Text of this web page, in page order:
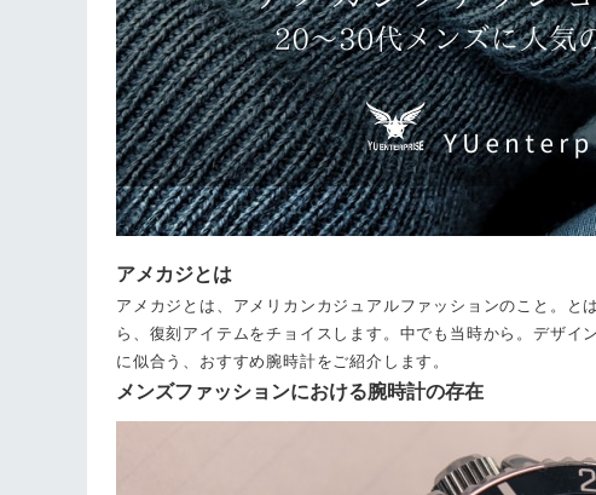
アメカジとは
アメカジとは、アメリカンカジュアルファッションのこと。
ら、復刻アイテムをチョイスします。中でも当時から。デザ
に似合う、おすすめ腕時計をご紹介します。
メンズファッションにおける腕時計の存在